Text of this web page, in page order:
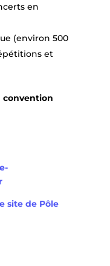
en
(environ 500
et
convention
site de Pôle